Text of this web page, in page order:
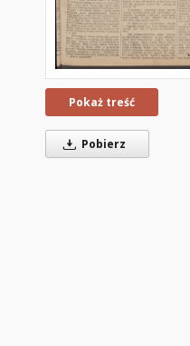
Pokaż treść
Pobierz